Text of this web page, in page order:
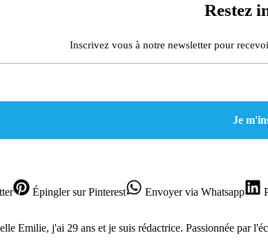
Restez
Inscrivez vous à notre newsletter pour
Épinglersur Pinterest Envoyervia Whatsapp
Emilie, j'ai 29 ans et je suis rédactrice. Passionnée par